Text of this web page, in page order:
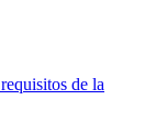
de la